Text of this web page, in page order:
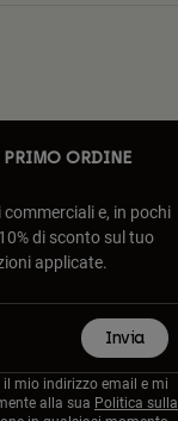
ORDINE
e, in pochi
di sconto sul tuo
applicate.
Invia
mio indirizzo email e mi
alla sua Politica sulla